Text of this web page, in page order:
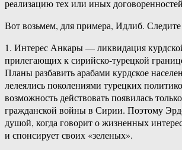
реализацию тех или иных
Вот возьмем, для примера, Идлиб. Следите
1. Интерес Анкары — ликвидация
прилегающих к сирийско-турецкой
Планы разбавить арабами курдское
лелеялись поколениями турецких
возможность действовать появилась
гражданской войны в Сирии. Поэтому
душой, когда говорит о жизненных
и спонсирует своих «зеленых».